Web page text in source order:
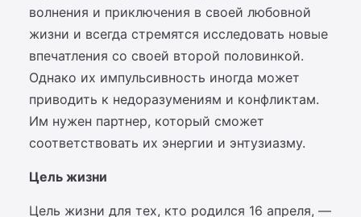
волнения и приключения в своей любовной
жизни и всегда стремятся исследовать новые
впечатления со своей второй половинкой.
Однако их импульсивность иногда может
приводить к недоразумениям и конфликтам.
Им нужен партнер, который сможет
соответствовать их энергии и энтузиазму.
Цель жизни
Цель жизни для тех, кто родился 16 апреля, —